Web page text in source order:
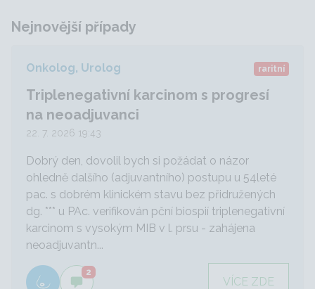
Nejnovější případy
Onkolog, Urolog raritní
Triplenegativní karcinom s progresí
na neoadjuvanci
22. 7. 2026 19:43
Dobrý den, dovolil bych si požádat o názor
ohledně dalšího (adjuvantního) postupu u 54leté
pac. s dobrém klinickém stavu bez přidružených
dg. *** u PAc. verifikován pční biospií triplenegativní
karcinom s vysokým MIB v l. prsu - zahájena
neoadjuvantn...
2
VÍCE ZDE